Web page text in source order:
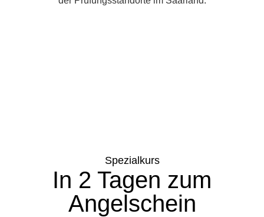
Spezialkurs
In 2 Tagen zum
Angelschein